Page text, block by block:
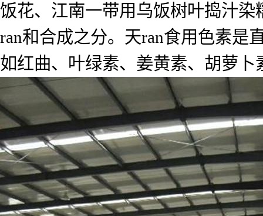
饭花、江南一带用乌饭树叶捣汁
ran和合成之分。天ran食用色素是
如红曲、叶绿素、姜黄素、胡萝